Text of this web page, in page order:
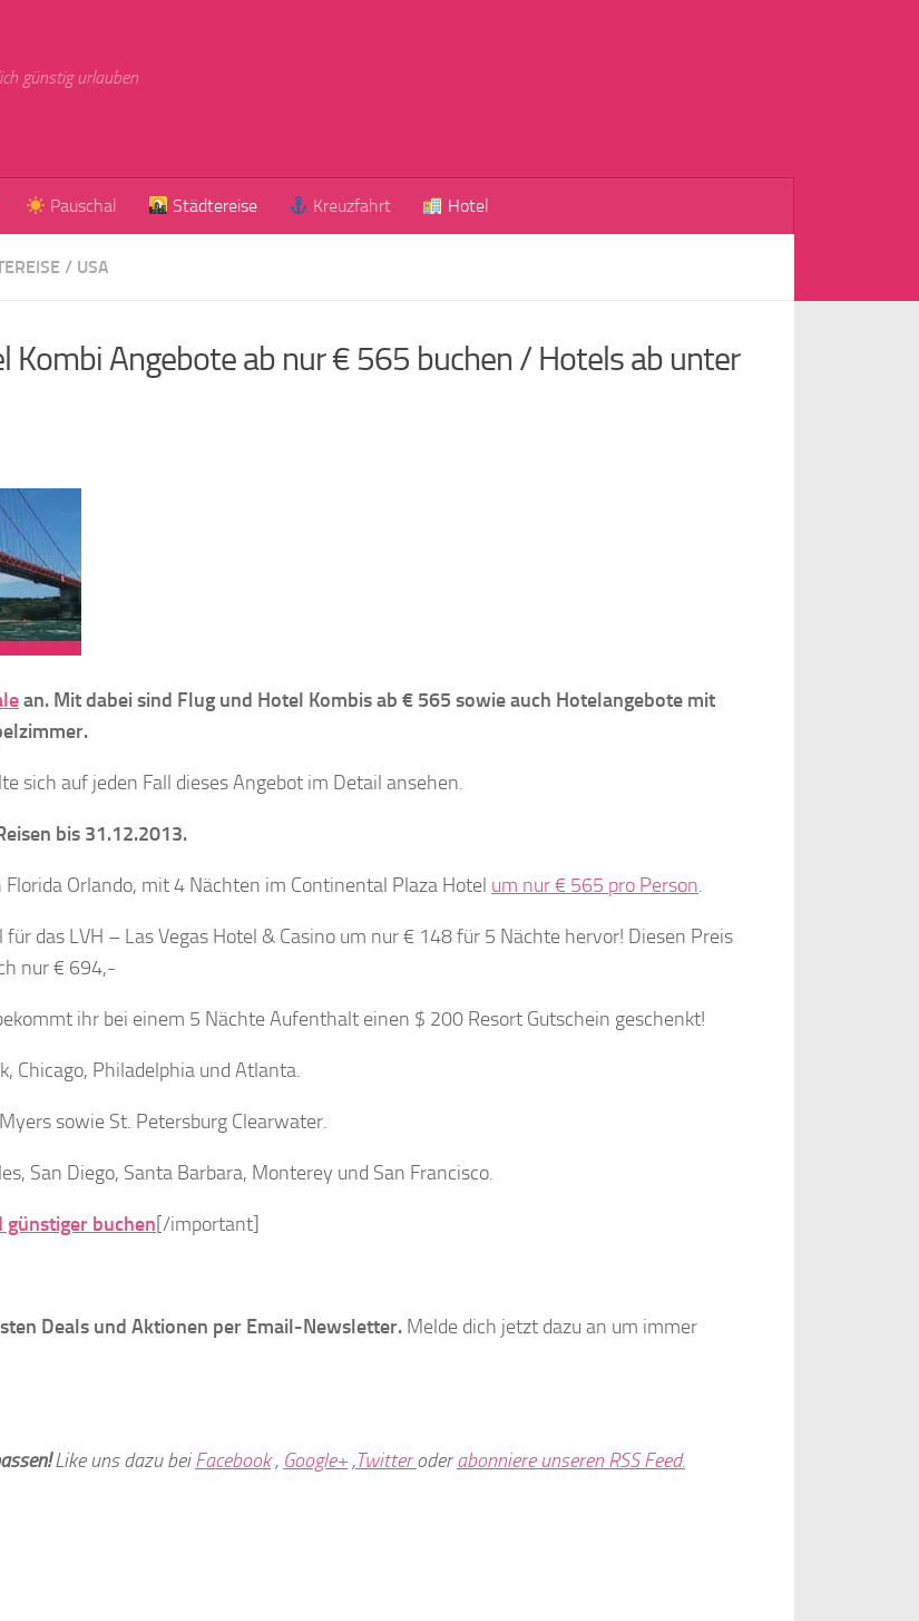
günstig urlauben
Pauschal Städtereise Kreuzfahrt Hotel
/ USA
Kombi Angebote ab nur € 565 buchen / Hotels ab unter
an. Mit dabei sind Flug und Hotel Kombis ab € 565 sowie auch Hotelangebote mit
sich auf jeden Fall dieses Angebot im Detail ansehen.
bis 31.12.2013.
Orlando, mit 4 Nächten im Continental Plaza Hotel um nur € 565 pro Person.
das LVH – Las Vegas Hotel & Casino um nur € 148 für 5 Nächte hervor! Diesen Preis
nur € 694,-
ihr bei einem 5 Nächte Aufenthalt einen $ 200 Resort Gutschein geschenkt!
Chicago, Philadelphia und Atlanta.
sowie St. Petersburg Clearwater.
San Diego, Santa Barbara, Monterey und San Francisco.
günstiger buchen[/important]
Deals und Aktionen per Email-Newsletter. Melde dich jetzt dazu an um immer
Like uns dazu beiFacebook, Google+ ,Twitteroderabonniere unseren RSS Feed.